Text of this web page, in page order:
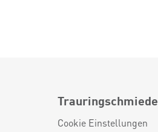
Trauringschmiede
Cookie Einstellungen